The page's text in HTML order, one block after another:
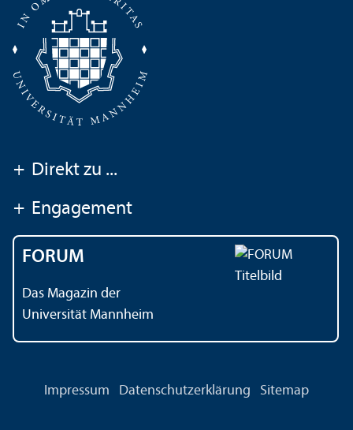
+ Direkt zu ...
+ Engagement
FORUM
Das Magazin der
Universität Mannheim
Impressum Datenschutz­erklärung Sitemap